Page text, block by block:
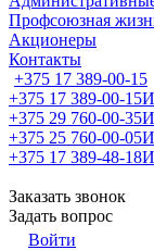
Профсоюзная
Акционеры
Контакты
+375 17 389-00-15
+375 17 389-00-15
+375 29 760-00-35
+375 25 760-00-05
+375 17 389-48-18
Заказать звонок
Задать вопрос
Войти